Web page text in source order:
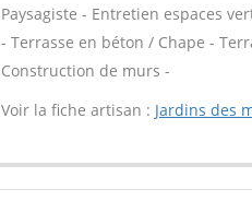
Paysagiste - Entretien espaces
- Terrasse en béton / Chape -
Construction de murs -
Voir la fiche artisan : Jardins des